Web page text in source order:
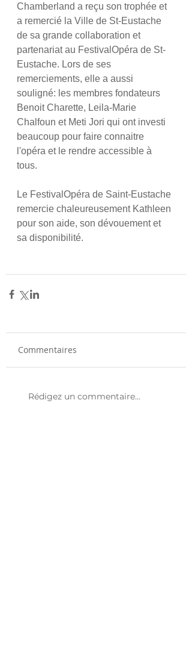
Chamberland a reçu son trophée et
a remercié la Ville de St-Eustache
de sa grande collaboration et
partenariat au FestivalOpéra de St-
Eustache. Lors de ses
remerciements, elle a aussi
souligné: les membres fondateurs
Benoit Charette, Leila-Marie
Chalfoun et Meti Jori qui ont investi
beaucoup pour faire connaitre
l'opéra et le rendre accessible à
tous.
Le FestivalOpéra de Saint-Eustache
remercie chaleureusement Kathleen
pour son aide, son dévouement et
sa disponibilité.
Commentaires
Rédigez un commentaire...